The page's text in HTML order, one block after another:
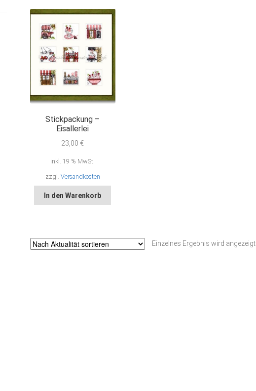
Stickpackung –
Eisallerlei
23,00 €
inkl. 19 % MwSt.
zzgl. Versandkosten
In den Warenkorb
Einzelnes Ergebnis wird angezeigt